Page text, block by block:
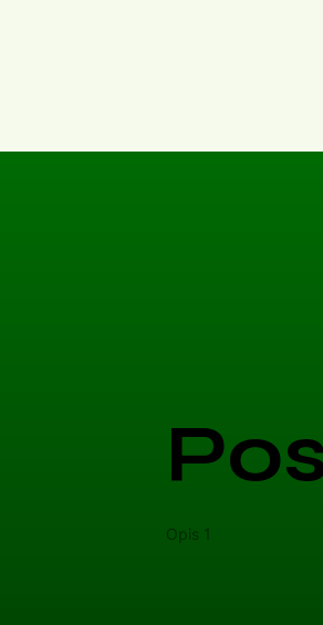
Opis 1